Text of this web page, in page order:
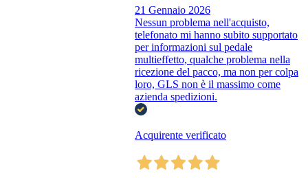
21 Gennaio 2026
Nessun problema nell'acquisto,
telefonato mi hanno subito supportato
per informazioni sul pedale
multieffetto, qualche problema nella
ricezione del pacco, ma non per colpa
loro, GLS non è il massimo come
azienda spedizioni.
Acquirente verificato